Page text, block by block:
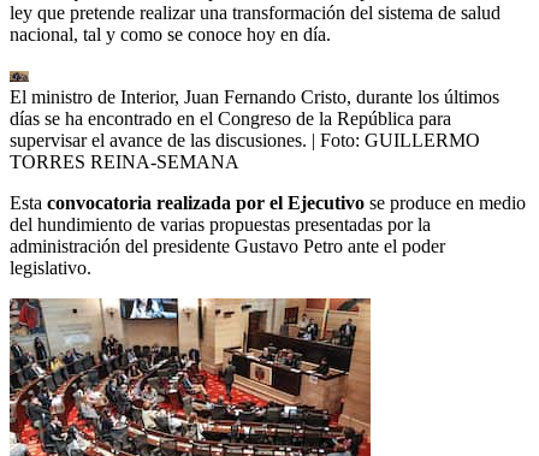
ley que pretende realizar una transformación del sistema de salud
nacional, tal y como se conoce hoy en día.
El ministro de Interior, Juan Fernando Cristo, durante los últimos
días se ha encontrado en el Congreso de la República para
supervisar el avance de las discusiones. | Foto: GUILLERMO
TORRES REINA-SEMANA
Esta convocatoria realizada por el Ejecutivo se produce en medio
del hundimiento de varias propuestas presentadas por la
administración del presidente Gustavo Petro ante el poder
legislativo.